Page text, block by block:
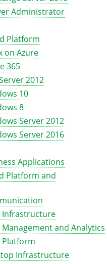
Administrator
Platform
on Azure
365
2012
10
8
Server 2012
Server 2016
Applications
Platform and
Infrastructure
and Analytics
Platform
Infrastructure